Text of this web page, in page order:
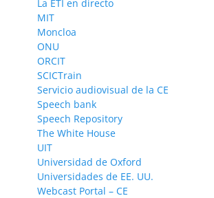
La ETI en directo
MIT
Moncloa
ONU
ORCIT
SCICTrain
Servicio audiovisual de la CE
Speech bank
Speech Repository
The White House
UIT
Universidad de Oxford
Universidades de EE. UU.
Webcast Portal – CE